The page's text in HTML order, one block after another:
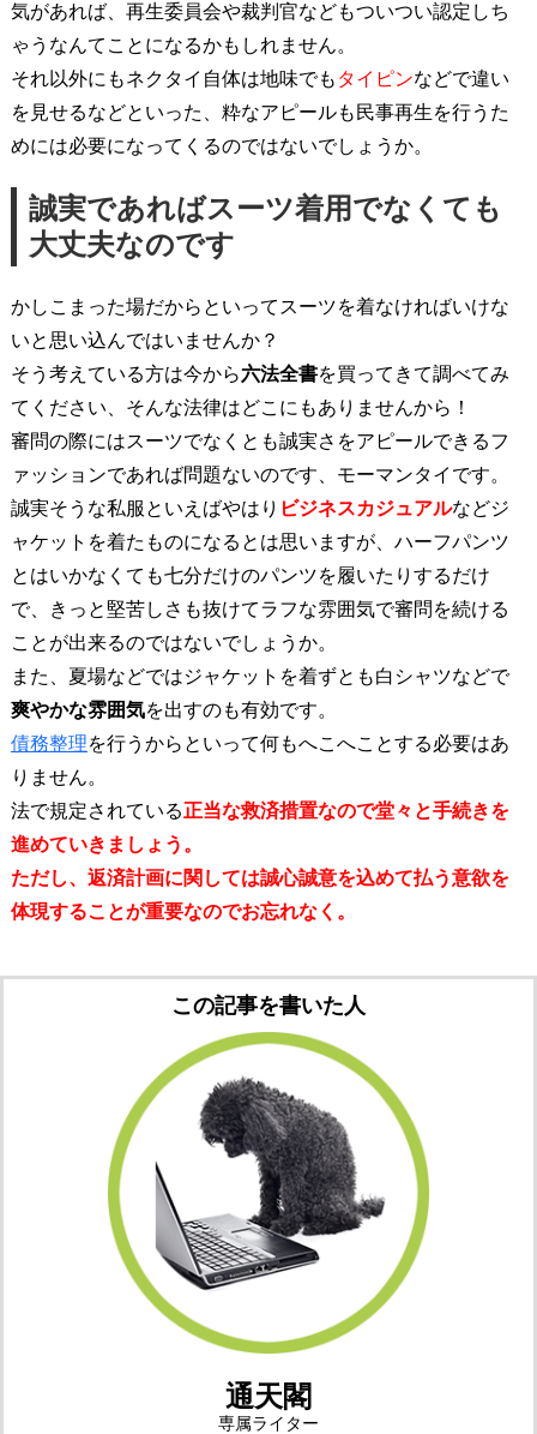
気があれば、再生委員会や裁判官などもついつい認定しち
ゃうなんてことになるかもしれません。
それ以外にもネクタイ自体は地味でも タイピンなどで違い
を見せるなどといった、粋なアピールも民事再生を行うた
めには必要になってくるのではないでしょうか。
誠実であればスーツ着用でなくても
大丈夫なのです
かしこまった場だからといってスーツを着なければいけな
いと思い込んではいませんか？
そう考えている方は今から六法全書を買ってきて調べてみ
てください、そんな法律はどこにもありませんから！
審問の際にはスーツでなくとも誠実さをアピールできるフ
ァッションであれば問題ないのです、モーマンタイです。
誠実そうな私服といえばやはり ビジネスカジュアルなどジ
ャケットを着たものになるとは思いますが、ハーフパンツ
とはいかなくても七分だけのパンツを履いたりするだけ
で、きっと堅苦しさも抜けてラフな雰囲気で審問を続ける
ことが出来るのではないでしょうか。
また、夏場などではジャケットを着ずとも白シャツなどで
爽やかな雰囲気を出すのも有効です。
債務整理を行うからといって何もへこへことする必要はあ
りません。
法で規定されている正当な救済措置なので堂々と手続きを
進めていきましょう。
ただし、返済計画に関しては誠心誠意を込めて払う意欲を
体現することが重要なのでお忘れなく。
この記事を書いた人
通天閣
専属ライター